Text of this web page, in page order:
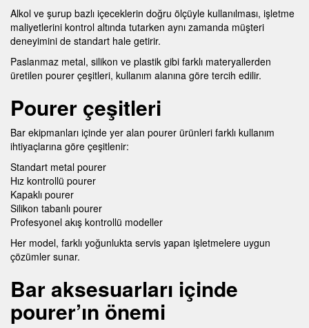
Alkol ve şurup bazlı içeceklerin doğru ölçüyle kullanılması, işletme
maliyetlerini kontrol altında tutarken aynı zamanda müşteri
deneyimini de standart hale getirir.
Paslanmaz metal, silikon ve plastik gibi farklı materyallerden
üretilen pourer çeşitleri, kullanım alanına göre tercih edilir.
Pourer çeşitleri
Bar ekipmanları içinde yer alan pourer ürünleri farklı kullanım
ihtiyaçlarına göre çeşitlenir:
Standart metal pourer
Hız kontrollü pourer
Kapaklı pourer
Silikon tabanlı pourer
Profesyonel akış kontrollü modeller
Her model, farklı yoğunlukta servis yapan işletmelere uygun
çözümler sunar.
Bar aksesuarları içinde
pourer’ın önemi